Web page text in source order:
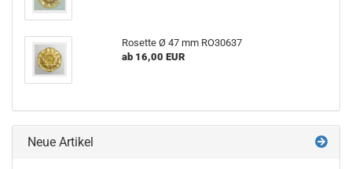
Rosette Ø 47 mm RO30637
ab 16,00 EUR
Neue Artikel